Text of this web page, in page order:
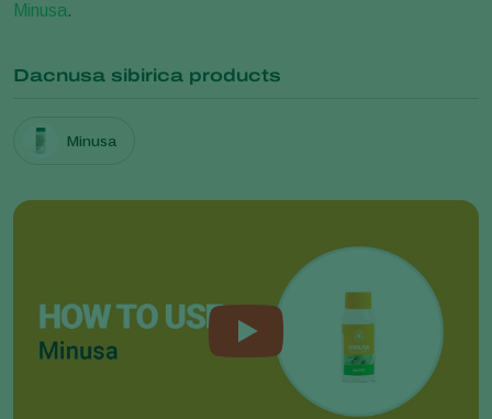
Minusa.
Dacnusa sibirica products
Minusa